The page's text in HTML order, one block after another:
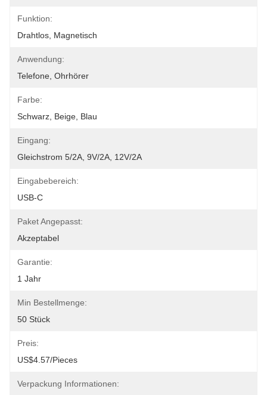
Funktion:
Drahtlos, Magnetisch
Anwendung:
Telefone, Ohrhörer
Farbe:
Schwarz, Beige, Blau
Eingang:
Gleichstrom 5/2A, 9V/2A, 12V/2A
Eingabebereich:
USB-C
Paket Angepasst:
Akzeptabel
Garantie:
1 Jahr
Min Bestellmenge:
50 Stück
Preis:
US$4.57/pieces
Verpackung Informationen: